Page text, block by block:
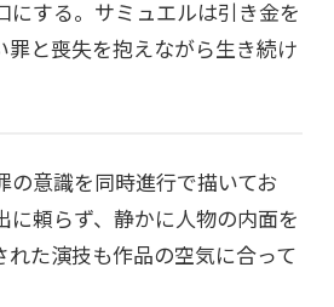
する。サミュエルは引き金を
と喪失を抱えながら生き続け
意識を同時進行で描いてお
頼らず、静かに人物の内面を
た演技も作品の空気に合って